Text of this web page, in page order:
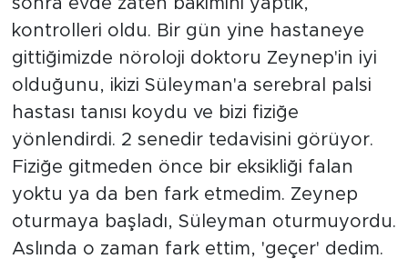
kontrolleri oldu. Bir gün yine hastaneye
gittiğimizde nöroloji doktoru Zeynep'in iyi
olduğunu, ikizi Süleyman'a serebral palsi
hastası tanısı koydu ve bizi fiziğe
yönlendirdi. 2 senedir tedavisini görüyor.
Fiziğe gitmeden önce bir eksikliği falan
yoktu ya da ben fark etmedim. Zeynep
oturmaya başladı, Süleyman oturmuyordu.
Aslında o zaman fark ettim, 'geçer' dedim.